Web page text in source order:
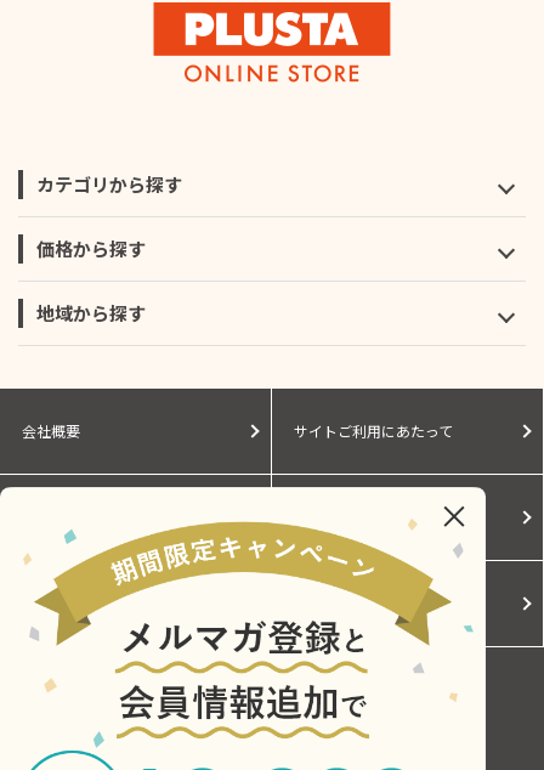
カテゴリから探す
価格から探す
地域から探す
会社概要 サイトご利用にあたって
Cookieポリシー ご利用規約
お問い合わせ
Copyright © Central Japan Railway Company. All Rights Reserved.